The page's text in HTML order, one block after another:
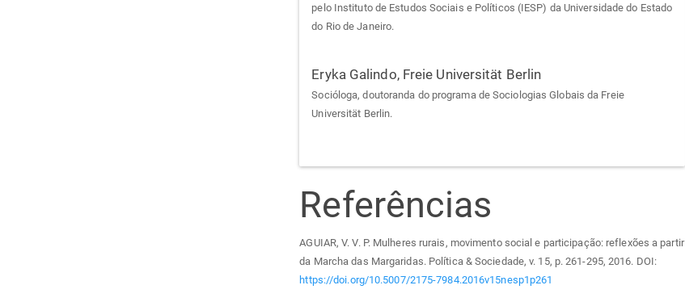
pelo Instituto de Estudos Sociais e Políticos (IESP) da Universidade do Estado
do Rio de Janeiro.
Eryka Galindo, Freie Universität Berlin
Socióloga, doutoranda do programa de Sociologias Globais da Freie
Universität Berlin.
Referências
AGUIAR, V. V. P. Mulheres rurais, movimento social e participação: reflexões a partir
da Marcha das Margaridas. Política & Sociedade, v. 15, p. 261-295, 2016. DOI:
https://doi.org/10.5007/2175-7984.2016v15nesp1p261